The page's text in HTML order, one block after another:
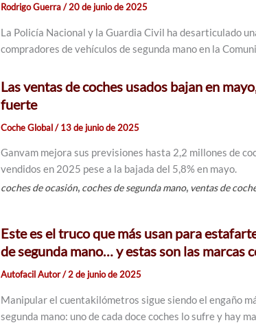
Rodrigo Guerra/20 de junio de 2025
La Policía Nacional y la Guardia Civil ha desarticulado
compradores de vehículos de segunda mano en la
Las ventas de coches usados bajan en
fuerte
Coche Global/13 de junio de 2025
Ganvam mejora sus previsiones hasta 2,2 millones de
vendidos en 2025 pese a la bajada del 5,8% en mayo.
coches de ocasión, coches de segunda mano, ventas de
Este es el truco que más usan para
de segunda mano… y estas son las marcas
Autofacil Autor/2 de junio de 2025
Manipular el cuentakilómetros sigue siendo el engaño
segunda mano: uno de cada doce coches lo sufre y hay